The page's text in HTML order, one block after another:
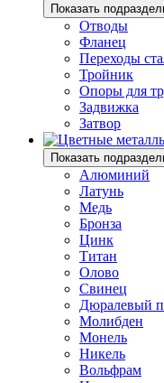
Показать
Отводы
Фланец
Переходы
Тройник
Опоры для
Задвижка
Затвор
Показать
Алюминий
Латунь
Медь
Бронза
Цинк
Титан
Олово
Свинец
Дюралевый
Молибден
Монель
Никель
Вольфрам